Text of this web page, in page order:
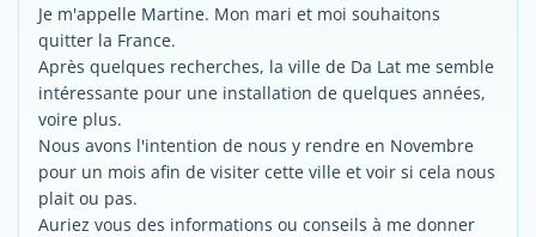
Je m'appelle Martine. Mon mari et moi souhaitons
quitter la France.
Après quelques recherches, la ville de Da Lat me semble
intéressante pour une installation de quelques années,
voire plus.
Nous avons l'intention de nous y rendre en Novembre
pour un mois afin de visiter cette ville et voir si cela nous
plait ou pas.
Auriez vous des informations ou conseils à me donner